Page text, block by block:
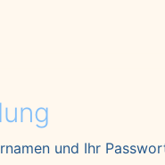
und Ihr